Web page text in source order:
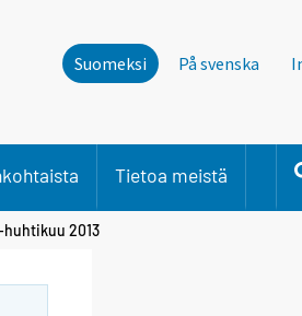
Suomeksi På svenska
Tietoa meistä
2013